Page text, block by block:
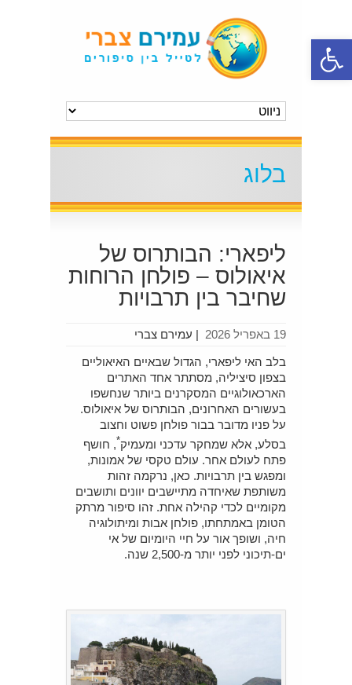
פתח סרגל נגישות
בלוג
ליפארי: הבותרוס של
איאולוס – פולחן הרוחות
שחיבר בין תרבויות
עמירם צברי | 19 באפריל 2026
בלב האי ליפארי, הגדול שבאיים האיאוליים
בצפון סיציליה, מסתתר אחד האתרים
הארכאולוגיים המסקרנים ביותר שנחשפו
בעשורים האחרונים, הבותרוס של איאולוס.
על פניו מדובר בבור פולחן פשוט וחצוב
בסלע, אלא שמחקר עדכני ומעמיק*, חושף
פתח לעולם אחר. עולם טקסי של אמונות,
ומפגש בין תרבויות. כאן, נרקמה זהות
משותפת שאיחדה מתיישבים יוונים ותושבים
מקומיים לכדי קהילה אחת. זהו סיפור מרתק
הטומן באמתחתו, פולחן אבות ומיתולוגיה
חיה, ושופך אור על חיי היומיום של אי
ים-תיכוני לפני יותר מ-2,500 שנה.